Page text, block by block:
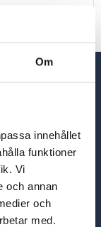
Om
innehållet
funktioner
Vi
och annan
och
med.